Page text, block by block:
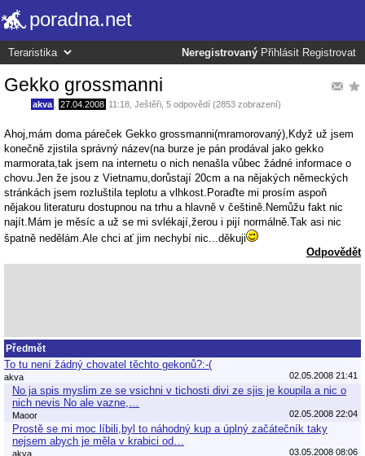
poradna.net
Neregistrovaný Přihlásit Registrovat
Gekko grossmanni
akva 27.04.2008 11:18 Ještěři , 5 odpovědí (2853 zobrazení)
Ahoj,mám doma páreček Gekko grossmanni(mramorovaný),Když už jsem
konečně zjistila správný název(na burze je pán prodával jako gekko
marmorata,tak jsem na internetu o nich nenašla vůbec žádné informace o
chovu.Jen že jsou z Vietnamu,dorůstají 20cm a na nějakých německých
stránkách jsem rozluštila teplotu a vlhkost.Poraďte mi prosím aspoň
nějakou literaturu dostupnou na trhu a hlavně v češtině.Nemůžu fakt nic
najít.Mám je měsíc a už se mi svlékají,žerou i pijí normálně.Tak asi nic
špatně nedělám.Ale chci ať jim nechybí nic...děkuji
Odpovědět
Předmět
To tu není žádný chovatel těchto gekonů?:-(
akva 02.05.2008 21:41
No ja spis myslim ze se vsichni v tichosti divi ze sjis je koupila a nic o
nich nevis No ale vazne,…
Maoor 02.05.2008 22:04
Prostě se mi moc líbili,byl to náhodný kup a úplný začátečník taky
nejsem abych je měla v krabici od…
akva 03.05.2008 08:06